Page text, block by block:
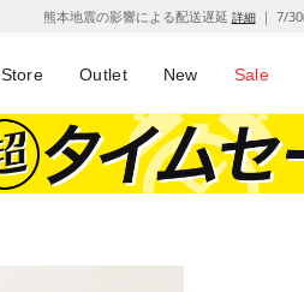
熊本地震の影響による配送遅延 詳細｜ 7/
Store Outlet New Sale